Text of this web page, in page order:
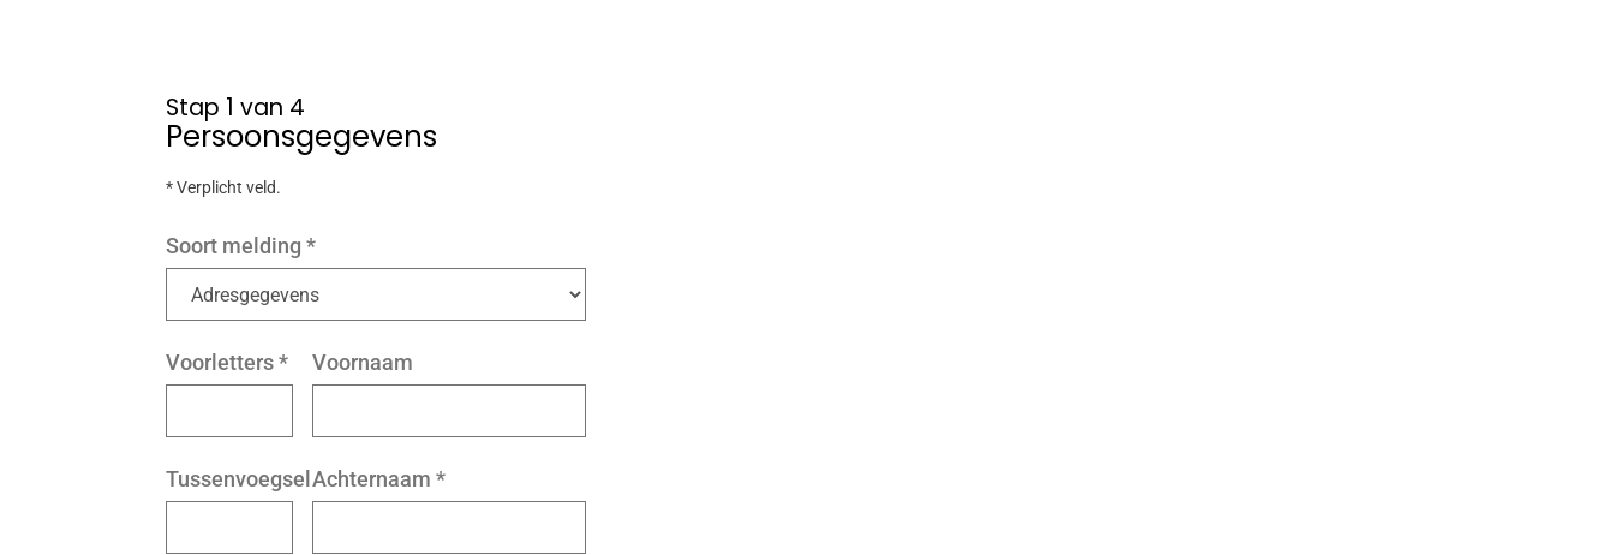
Stap 1 van 4
Persoonsgegevens
* Verplicht veld.
Soort melding *
Voorletters* Voornaam
Tussenvoegsel Achternaam *